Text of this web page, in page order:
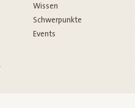
Wissen
Schwerpunkte
Events